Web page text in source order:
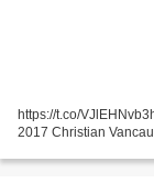
https://t.co/
2017 Christian